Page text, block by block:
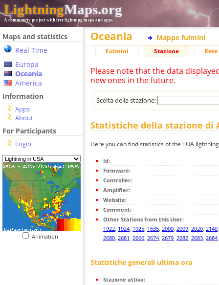
LightningMaps.org
A community project with free lightning maps and apps
Maps and statistics
Real Time
Europa
Oceania
America
Information
Apps
About
For Participants
Login
Animation
Oceania Mappe fulmini
Fulmini Stazione
Please note that the data
new ones in the future.
Scelta della stazione:
Statistiche della stazione di
Here you can find statistics of the TOA
Id:
Firmware:
Controller:
Amplifier:
Website:
Comment:
Other Stations from this User:
1922, 1924, 1925, 1635, 2000, 2009, 2020, 2140
2680, 2681, 2666, 2674, 2679, 2682, 2683, 2684
Statistiche generali ultima ora
Stazione attiva: